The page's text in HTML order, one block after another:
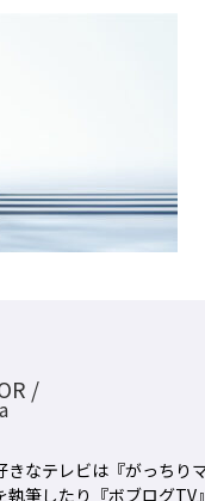
/
きなテレビは『がっち
筆したり『ボブログTV